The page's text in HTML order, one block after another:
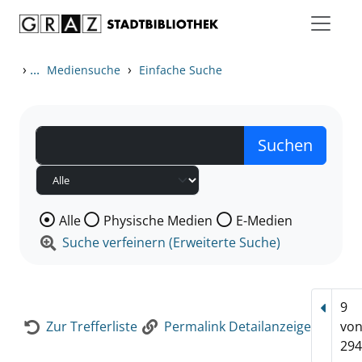
› ... Mediensuche › Einfache Suche
Wählen Sie die Medienart nach der Sie suchen wollen.
Alle Physische Medien
E-Medien
Suche verfeinern (Erweiterte Suche)
Zur Trefferliste Permalink Detailanzeige
9
von
294